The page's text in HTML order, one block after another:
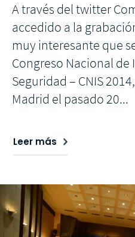
A través del twitter
accedido a la
muy interesante que
Congreso Nacional
Seguridad – CNIS
Madrid el pasado 20...
Leer más